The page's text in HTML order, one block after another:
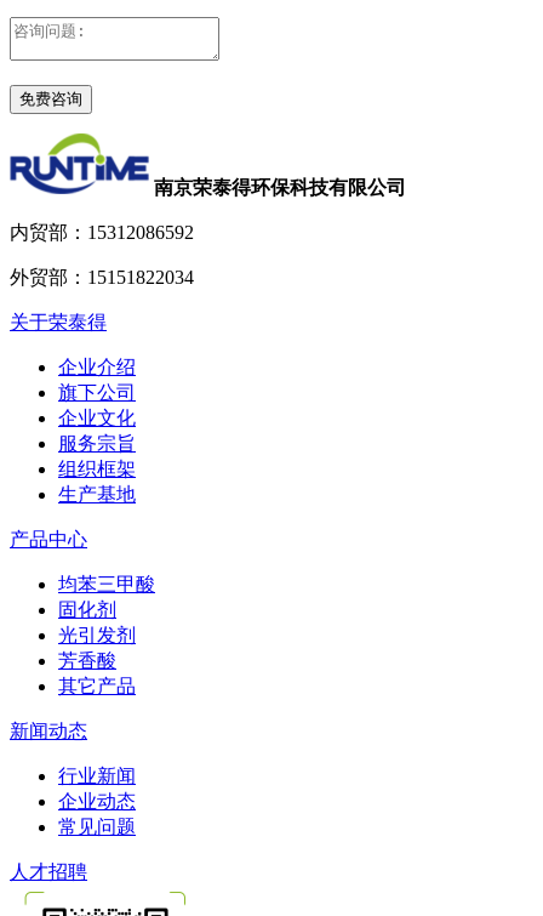
南京荣泰得环保科技有限公司
内贸部： 15312086592
外贸部： 15151822034
关于荣泰得
企业介绍
旗下公司
企业文化
服务宗旨
组织框架
生产基地
产品中心
均苯三甲酸
固化剂
光引发剂
芳香酸
其它产品
新闻动态
行业新闻
企业动态
常见问题
人才招聘